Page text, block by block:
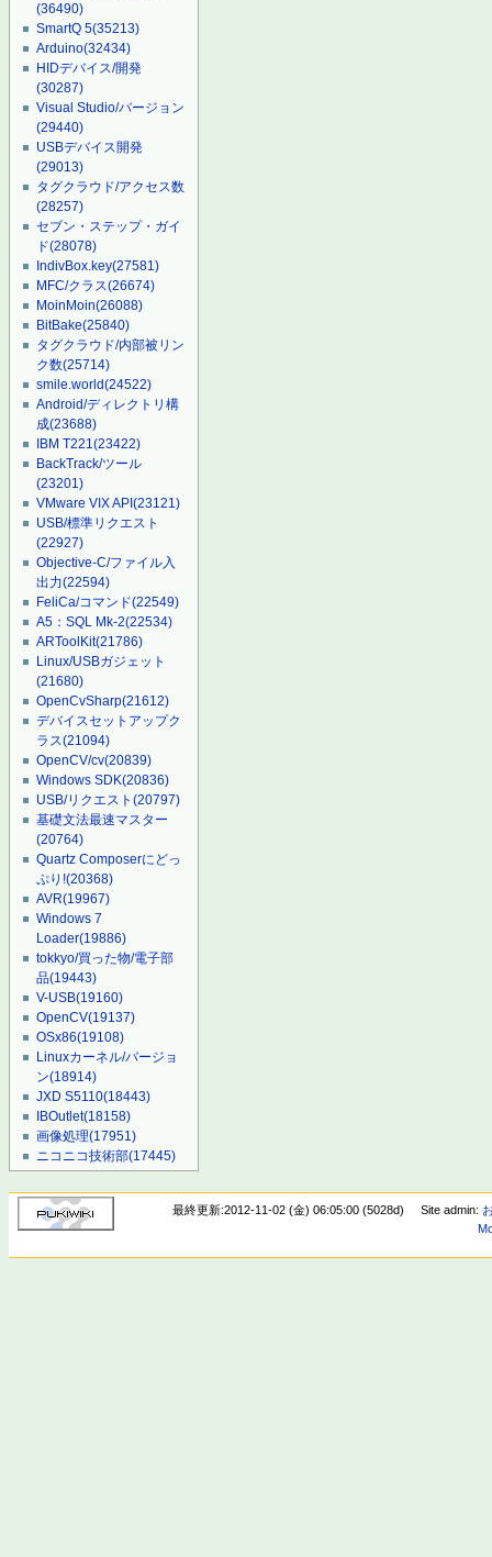
(36490)
SmartQ 5(35213)
Arduino(32434)
HIDデバイス/開発
(30287)
Visual Studio/バージョン
(29440)
USBデバイス開発
(29013)
タグクラウド/アクセス数
(28257)
セブン・ステップ・ガイ
ド(28078)
IndivBox.key(27581)
MFC/クラス(26674)
MoinMoin(26088)
BitBake(25840)
タグクラウド/内部被リン
ク数(25714)
smile.world(24522)
Android/ディレクトリ構
成(23688)
IBM T221(23422)
BackTrack/ツール
(23201)
VMware VIX API(23121)
USB/標準リクエスト
(22927)
Objective-C/ファイル入
出力(22594)
FeliCa/コマンド(22549)
A5：SQL Mk-2(22534)
ARToolKit(21786)
Linux/USBガジェット
(21680)
OpenCvSharp(21612)
デバイスセットアップク
ラス(21094)
OpenCV/cv(20839)
Windows SDK(20836)
USB/リクエスト(20797)
基礎文法最速マスター
(20764)
Quartz Composerにどっ
ぷり!(20368)
AVR(19967)
Windows 7
Loader(19886)
tokkyo/買った物/電子部
品(19443)
V-USB(19160)
OpenCV(19137)
OSx86(19108)
Linuxカーネル/バージョ
ン(18914)
JXD S5110(18443)
IBOutlet(18158)
画像処理(17951)
ニコニコ技術部(17445)
最終更新:2012-11-02 (金) 06:05:00 (5028d) Site admin: